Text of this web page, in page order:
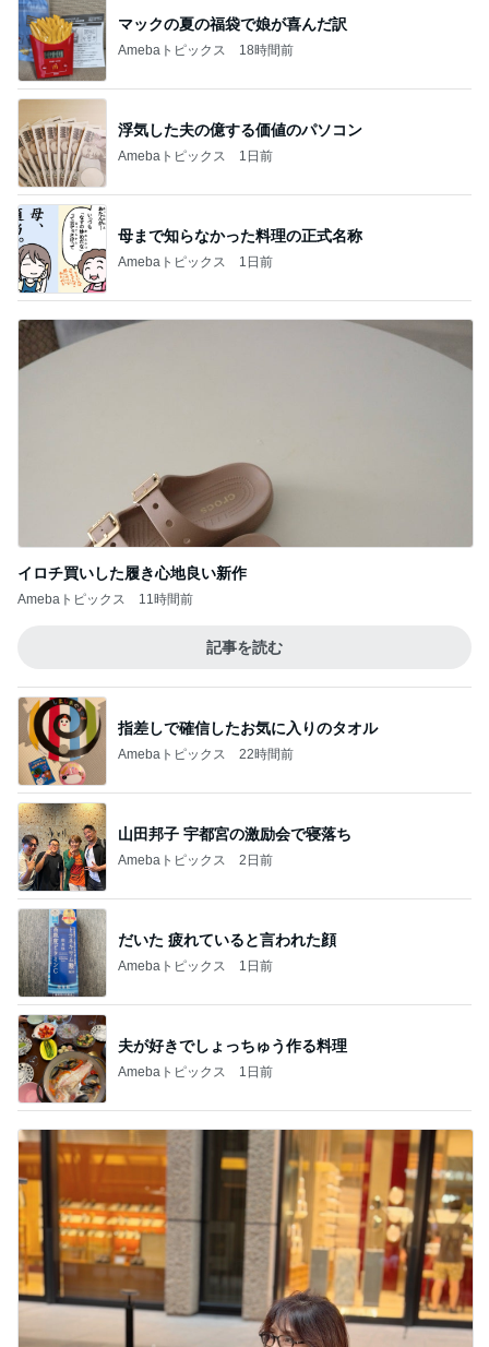
マックの夏の福袋で娘が喜んだ訳
Amebaトピックス 18時間前
浮気した夫の億する価値のパソコン
Amebaトピックス 1日前
母まで知らなかった料理の正式名称
Amebaトピックス 1日前
イロチ買いした履き心地良い新作
Amebaトピックス 11時間前
記事を読む
指差しで確信したお気に入りのタオル
Amebaトピックス 22時間前
山田邦子 宇都宮の激励会で寝落ち
Amebaトピックス 2日前
だいた 疲れていると言われた顔
Amebaトピックス 1日前
夫が好きでしょっちゅう作る料理
Amebaトピックス 1日前